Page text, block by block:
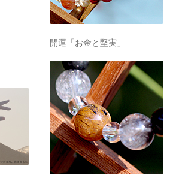
開運「お金と堅実」